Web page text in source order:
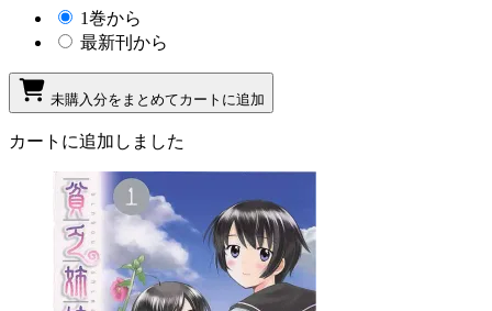
1巻から
最新刊から
未購入分をまとめてカートに追加
カートに追加しました